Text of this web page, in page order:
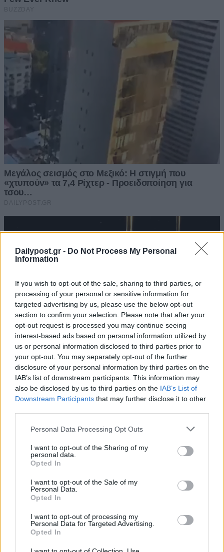
Dailypost.gr - Do Not Process My Personal
Information
If you wish to opt-out of the sale, sharing to third parties, or
processing of your personal or sensitive information for
targeted advertising by us, please use the below opt-out
section to confirm your selection. Please note that after your
opt-out request is processed you may continue seeing
interest-based ads based on personal information utilized by
us or personal information disclosed to third parties prior to
your opt-out. You may separately opt-out of the further
disclosure of your personal information by third parties on the
IAB’s list of downstream participants. This information may
also be disclosed by us to third parties on the IAB’s List of
Downstream Participants that may further disclose it to other
Personal Data Processing Opt Outs
I want to opt-out of the Sharing of my
personal data.
Opted In
I want to opt-out of the Sale of my
Personal Data.
Opted In
I want to opt-out of processing my
Personal Data for Targeted Advertising.
Opted In